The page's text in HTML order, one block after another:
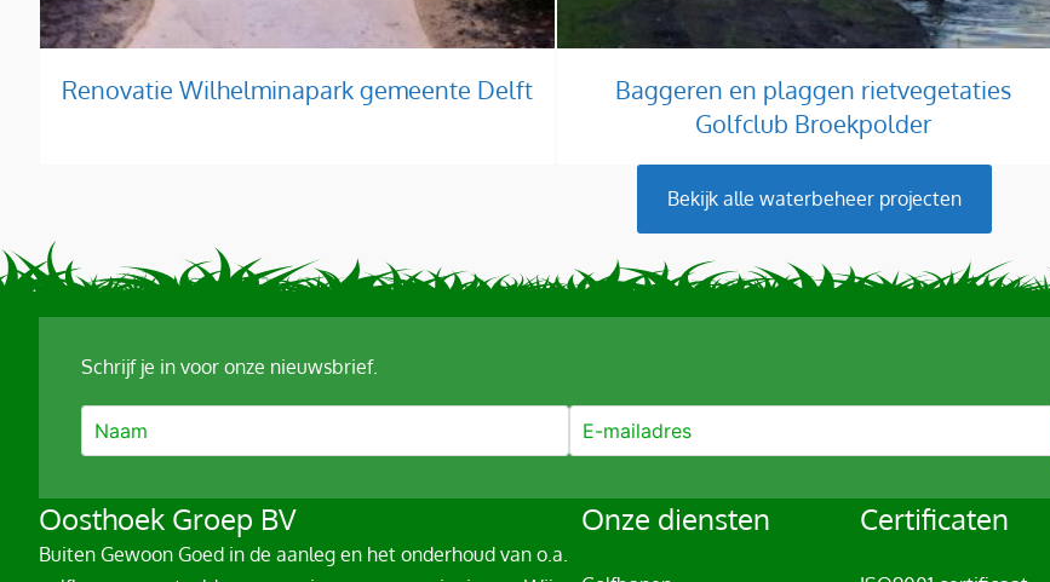
:
Renovatie Wilhelminapark gemeente Delft
Baggeren en plaggen rietvegetaties
Golfclub Broekpolder
Bekijk alle waterbeheerprojecten
Schrijf je in voor onze nieuwsbrief.
A
Oosthoek Groep BV
Buiten Gewoon Goed in de aanleg en het onderhoud van o.a.
Onze diensten Certificaten